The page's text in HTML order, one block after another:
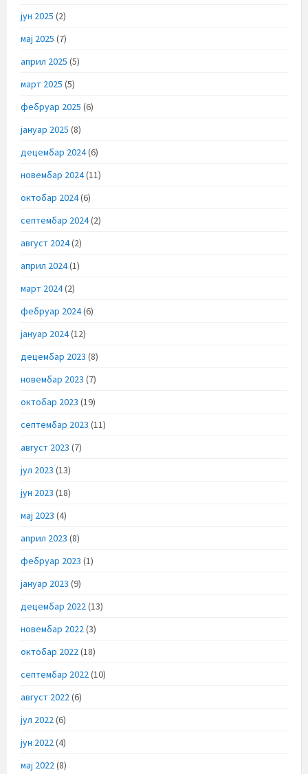
јун 2025 (2)
мај 2025 (7)
април 2025 (5)
март 2025 (5)
фебруар 2025 (6)
јануар 2025 (8)
децембар 2024(6)
новембар 2024(11)
октобар 2024(6)
септембар 2024(2)
август 2024(2)
април 2024(1)
март 2024(2)
фебруар 2024(6)
јануар 2024(12)
децембар 2023 (8)
новембар 2023 (7)
октобар 2023 (19)
септембар 2023 (11)
август 2023 (7)
јул 2023 (13)
јун 2023 (18)
мај 2023 (4)
април 2023 (8)
фебруар 2023 (1)
јануар 2023 (9)
децембар 2022(13)
новембар 2022(3)
октобар 2022(18)
септембар 2022(10)
август 2022(6)
јул 2022(6)
јун 2022(4)
мај 2022(8)